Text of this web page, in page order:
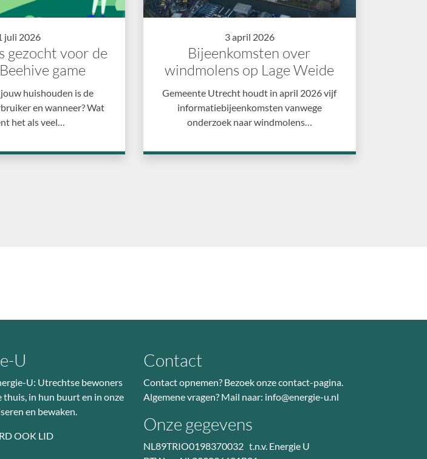
juli 2026
gezocht voor de
game
huishouden is de
en wanneer? Wat
het als veel…
3 april 2026
Bijeenkomsten over
windmolens op Lage Weide
Gemeente Utrecht houdt in april 2026 vijf
informatiebijeenkomsten vanwege
onderzoek naar windmolens…
U
U: Utrechtse bewoners
thuis, in hun buurt en in onze
en bewaken.
OOK LID
Contact
Contact opnemen? Bezoekonze contact-pagina.
Algemene vragen? Mail naar: info@energie-u.nl
Onze gegevens
NL89TRIO0198370032 t.n.v. Energie U